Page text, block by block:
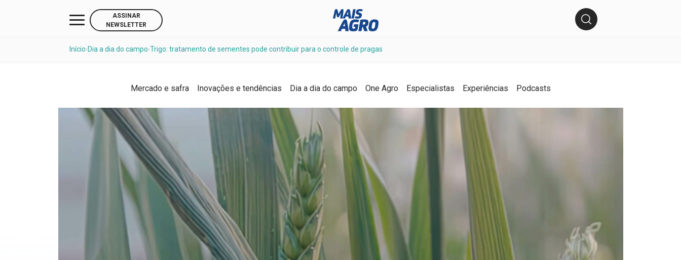
ASSINAR
NEWSLETTER
Início› Dia a dia do campo›Trigo: tratamento de sementes pode contribuir para o controle de pragas
Mercado e safra Inovações e tendências Dia a dia do campo One Agro Especialistas Experiências Podcasts